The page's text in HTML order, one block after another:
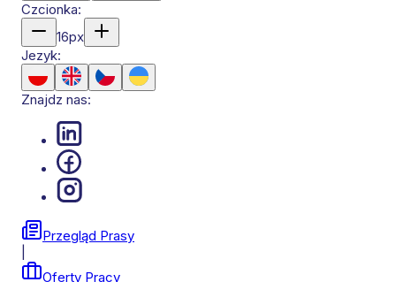
Czcionka:
16px
Jezyk:
Znajdz nas:
Przegląd Prasy
Oferty Pracy